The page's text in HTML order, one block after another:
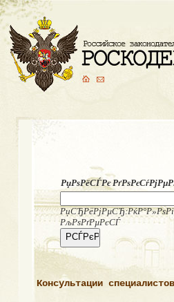
РџРѕРёСЃРє
РљРѕРґРµРєСЃ
Консультации специалистов